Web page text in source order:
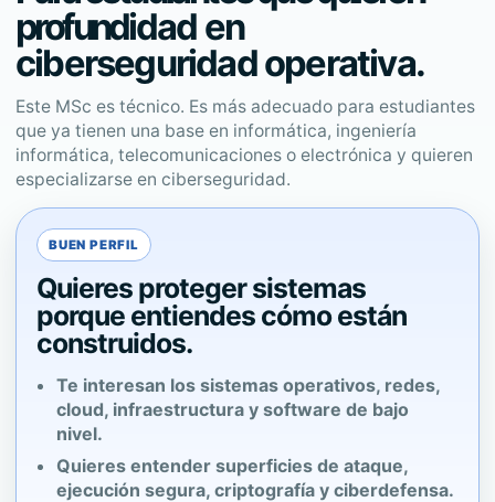
profundidad en
ciberseguridad operativa.
Este MSc es técnico. Es más adecuado para estudiantes
que ya tienen una base en informática, ingeniería
informática, telecomunicaciones o electrónica y quieren
especializarse en ciberseguridad.
BUEN PERFIL
Quieres proteger sistemas
porque entiendes cómo están
construidos.
Te interesan los sistemas operativos, redes,
cloud, infraestructura y software de bajo
nivel.
Quieres entender superficies de ataque,
ejecución segura, criptografía y ciberdefensa.